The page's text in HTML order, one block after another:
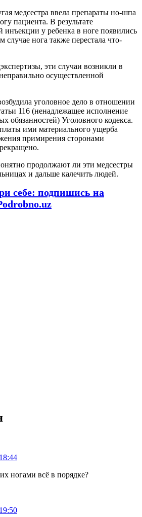
медсестра ввела препараты но-шпа
пациента. В результате
инъекции у ребенка в ноге появились
нога также перестала что-
эти случаи возникли в
осуществленной
уголовное дело в отношении
116 (ненадлежащее исполнение
обязанностей) Уголовного кодекса.
ими материального ущерба
примирения сторонами
продолжают ли эти медсестры
и дальше калечить людей.
себе: подпишись на
ногами всё в порядке?